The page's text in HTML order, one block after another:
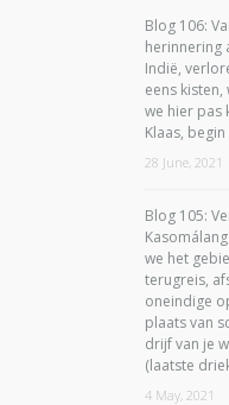
Blog 106:
herinnering
Indië,
eens
we hier pas
Klaas,
28 June, 2021
Blog 105:
we het
terugreis,
oneindige
plaats van
drijf van je
(laatste
4 May, 2021